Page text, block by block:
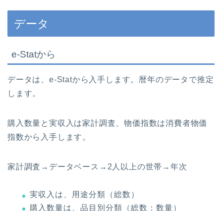
データ
e-Statから
データは、e-Statから入手します。暦年のデータで推定
します。
購入数量と実収入は家計調査、物価指数は消費者物価
指数から入手します。
家計調査→データベース→2人以上の世帯→年次
実収入は、用途分類（総数）
購入数量は、品目別分類（総数：数量）